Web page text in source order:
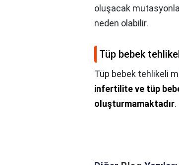
oluşacak
neden olabilir.
Tüp bebek
Tüp bebek tehlikeli
infertilite ve tüp
oluşturmamaktadır.